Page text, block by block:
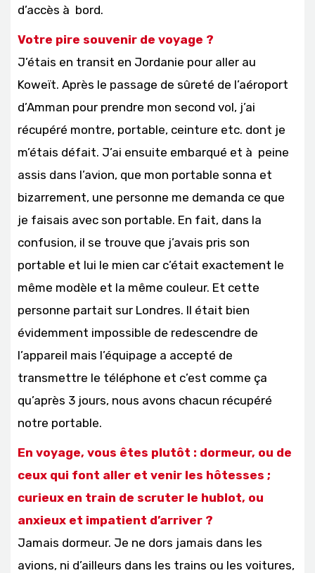
d’accès à bord.
Votre pire souvenir de voyage ?
J’étais en transit en Jordanie pour aller au
Koweït. Après le passage de sûreté de l’aéroport
d’Amman pour prendre mon second vol, j’ai
récupéré montre, portable, ceinture etc. dont je
m’étais défait. J’ai ensuite embarqué et à peine
assis dans l’avion, que mon portable sonna et
bizarrement, une personne me demanda ce que
je faisais avec son portable. En fait, dans la
confusion, il se trouve que j’avais pris son
portable et lui le mien car c’était exactement le
même modèle et la même couleur. Et cette
personne partait sur Londres. Il était bien
évidemment impossible de redescendre de
l’appareil mais l’équipage a accepté de
transmettre le téléphone et c’est comme ça
qu’après 3 jours, nous avons chacun récupéré
notre portable.
En voyage, vous êtes plutôt : dormeur, ou de
ceux qui font aller et venir les hôtesses ;
curieux en train de scruter le hublot, ou
anxieux et impatient d’arriver ?
Jamais dormeur. Je ne dors jamais dans les
avions, ni d’ailleurs dans les trains ou les voitures,